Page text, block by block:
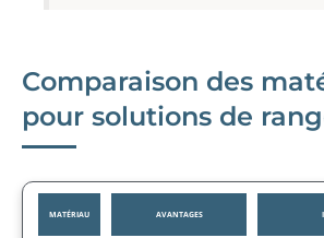
Comparaison des
pour solutions de
MATÉRIAU AVANTAGES